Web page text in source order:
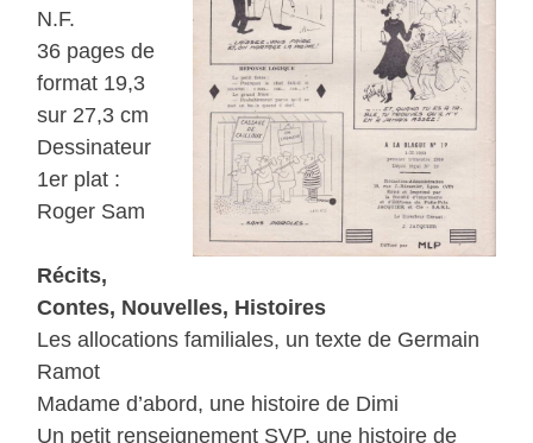
N.F.
36 pages de
format 19,3
sur 27,3 cm
Dessinateur
1er plat :
Roger Sam
Récits,
Contes, Nouvelles, Histoires
Les allocations familiales, un texte de Germain
Ramot
Madame d’abord, une histoire de Dimi
Un petit renseignement SVP, une histoire de